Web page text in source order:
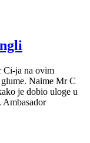
Ci-ja na ovim
Naime Mr C
je dobio uloge u
Ambasador